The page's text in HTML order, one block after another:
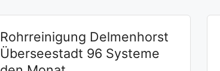
Rohrreinigung Delmenhorst
Überseestadt 96 Systeme